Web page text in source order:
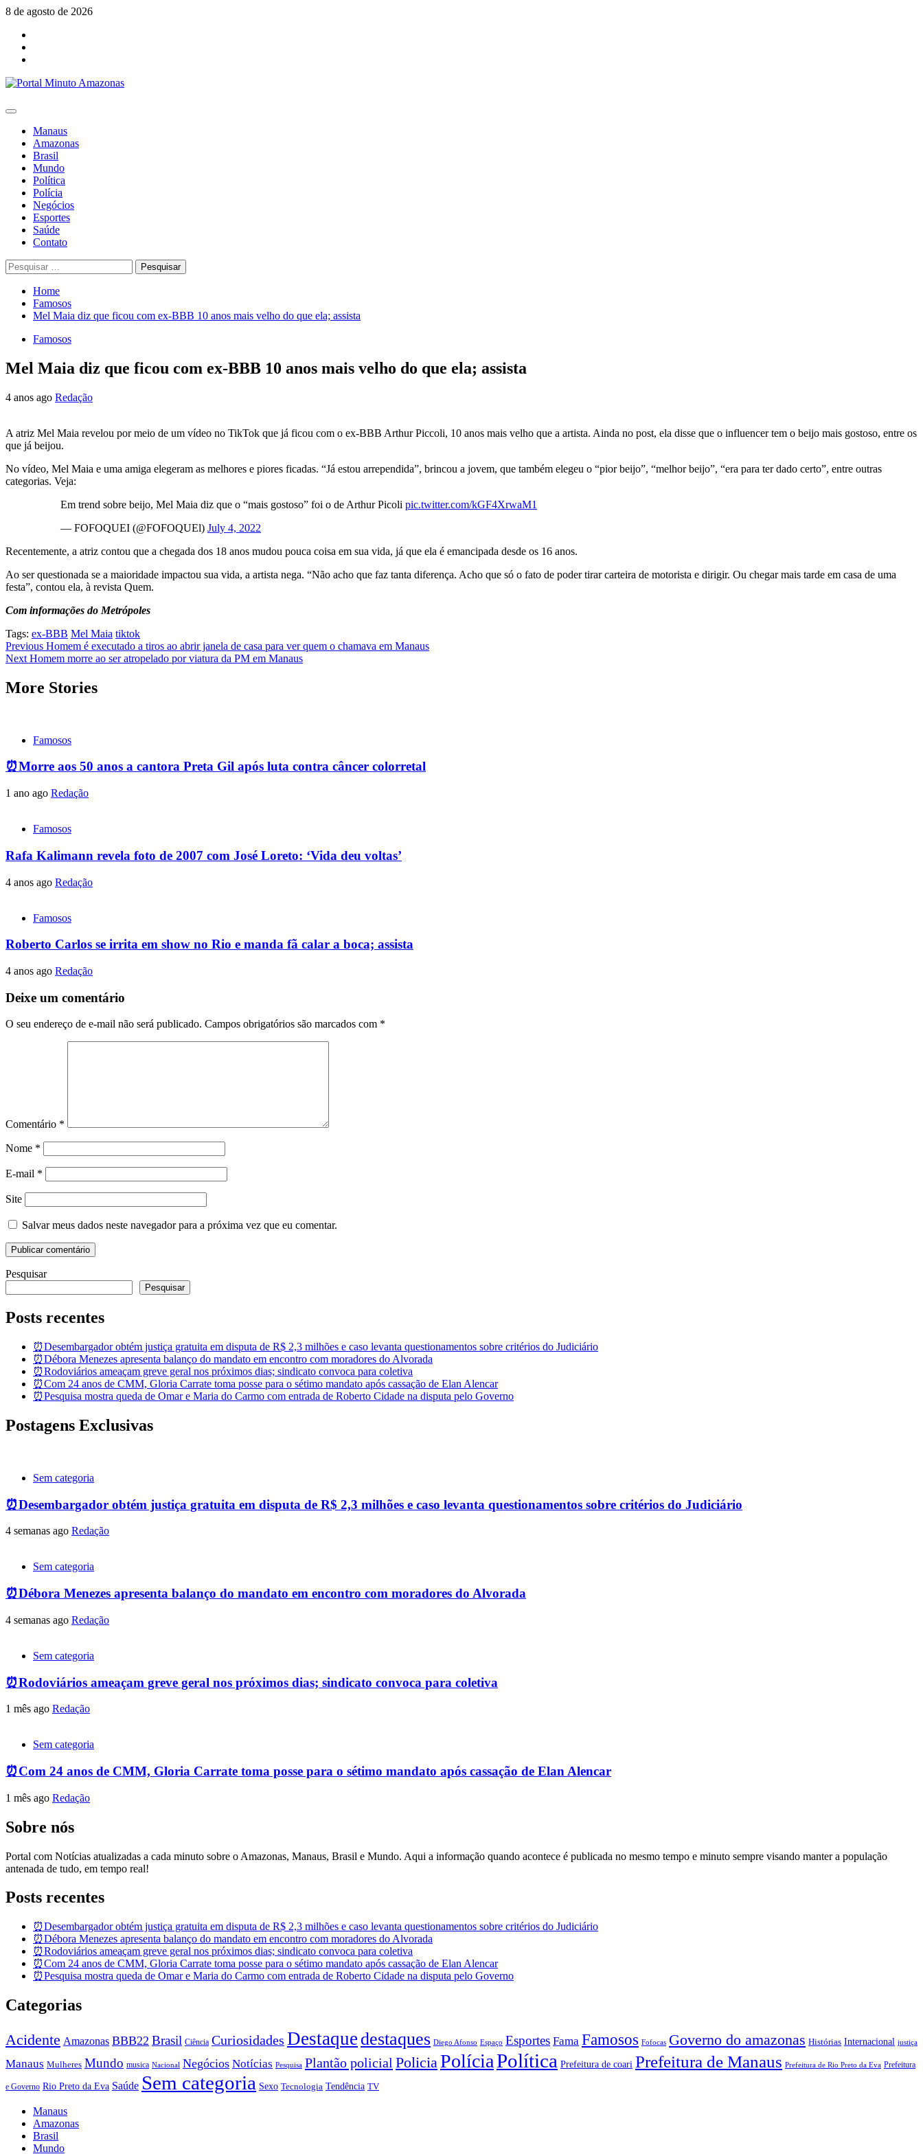
Skip
content
8 de agosto de 2026
Primary
Manaus
Amazonas
Brasil
Mundo
Política
Polícia
Negócios
Esportes
Saúde
Contato
Pesquisar
por:
Home
Famosos
Mel Maia diz que ficou com ex-BBB 10 anos mais velho do que ela; assista
Famosos
Mel Maia diz que ficou com ex-BBB 10 anos mais velho do que ela; assista
4 anos ago Redação
A atriz Mel Maia revelou por meio de um vídeo no TikTok que já ficou com o ex-BBB Arthur Piccoli, 10 anos mais velho que a artista. Ainda no post, ela disse que o influencer tem o beijo mais gostoso, entre os
que já beijou.
No vídeo, Mel Maia e uma amiga elegeram as melhores e piores ficadas. “Já estou arrependida”, brincou a jovem, que também elegeu o “pior beijo”, “melhor beijo”, “era para ter dado certo”, entre outras
categorias. Veja:
Em trend sobre beijo, Mel Maia diz que o “mais gostoso” foi o de Arthur Picoli pic.twitter.com/kGF4XrwaM1
— FOFOQUEI (@FOFOQUEl) July 4, 2022
Recentemente, a atriz contou que a chegada dos 18 anos mudou pouca coisa em sua vida, já que ela é emancipada desde os 16 anos.
Ao ser questionada se a maioridade impactou sua vida, a artista nega. “Não acho que faz tanta diferença. Acho que só o fato de poder tirar carteira de motorista e dirigir. Ou chegar mais tarde em casa de uma
festa”, contou ela, à revista Quem.
Com informações do Metrópoles
Tags: ex-BBB Mel Maia tiktok
Post
navigation
Previous Homem é executado a tiros ao abrir janela de casa para ver quem o chamava em Manaus
Next Homem morre ao ser atropelado por viatura da PM em Manaus
More Stories
Famosos
⏰Morre aos 50 anos a cantora Preta Gil após luta contra câncer colorretal
1 ano ago Redação
Famosos
Rafa Kalimann revela foto de 2007 com José Loreto: ‘Vida deu voltas’
4 anos ago Redação
Famosos
Roberto Carlos se irrita em show no Rio e manda fã calar a boca; assista
4 anos ago Redação
Deixe um comentário
O seu endereço de e-mail não será publicado. Campos obrigatórios são marcados com *
Comentário *
Nome *
E-mail *
Site
Salvar meus dados neste navegador para a próxima vez que eu comentar.
Pesquisar
Pesquisar
Posts recentes
⏰Desembargador obtém justiça gratuita em disputa de R$ 2,3 milhões e caso levanta questionamentos sobre critérios do Judiciário
⏰Débora Menezes apresenta balanço do mandato em encontro com moradores do Alvorada
⏰Rodoviários ameaçam greve geral nos próximos dias; sindicato convoca para coletiva
⏰Com 24 anos de CMM, Gloria Carrate toma posse para o sétimo mandato após cassação de Elan Alencar
⏰Pesquisa mostra queda de Omar e Maria do Carmo com entrada de Roberto Cidade na disputa pelo Governo
Postagens Exclusivas
Sem categoria
⏰Desembargador obtém justiça gratuita em disputa de R$ 2,3 milhões e caso levanta questionamentos sobre critérios do Judiciário
4 semanas ago Redação
Sem categoria
⏰Débora Menezes apresenta balanço do mandato em encontro com moradores do Alvorada
4 semanas ago Redação
Sem categoria
⏰Rodoviários ameaçam greve geral nos próximos dias; sindicato convoca para coletiva
1 mês ago Redação
Sem categoria
⏰Com 24 anos de CMM, Gloria Carrate toma posse para o sétimo mandato após cassação de Elan Alencar
1 mês ago Redação
Sobre nós
Portal com Notícias atualizadas a cada minuto sobre o Amazonas, Manaus, Brasil e Mundo. Aqui a informação quando acontece é publicada no mesmo tempo e minuto sempre visando manter a população
antenada de tudo, em tempo real!
Posts recentes
⏰Desembargador obtém justiça gratuita em disputa de R$ 2,3 milhões e caso levanta questionamentos sobre critérios do Judiciário
⏰Débora Menezes apresenta balanço do mandato em encontro com moradores do Alvorada
⏰Rodoviários ameaçam greve geral nos próximos dias; sindicato convoca para coletiva
⏰Com 24 anos de CMM, Gloria Carrate toma posse para o sétimo mandato após cassação de Elan Alencar
⏰Pesquisa mostra queda de Omar e Maria do Carmo com entrada de Roberto Cidade na disputa pelo Governo
Categorias
Acidente Amazonas BBB22 Brasil Ciência Curiosidades Destaque destaques Diego Afonso Espaço Esportes Fama Famosos Fofocas Governo do amazonas Histórias Internacional justiça
Manaus Mulheres Mundo musica Nacional Negócios Notícias Pesquisa Plantão policial PoliciaPolíciaPolítica Prefeitura de coari Prefeitura de Manaus Prefeitura de Rio Preto da Eva Prefeitura
e Governo Rio Preto da Eva Saúde Sem categoria Sexo Tecnologia Tendência TV
Manaus
Amazonas
Brasil
Mundo